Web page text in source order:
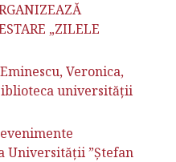
„ZILELE
Veronica,
universității
Universității ”Ștefan